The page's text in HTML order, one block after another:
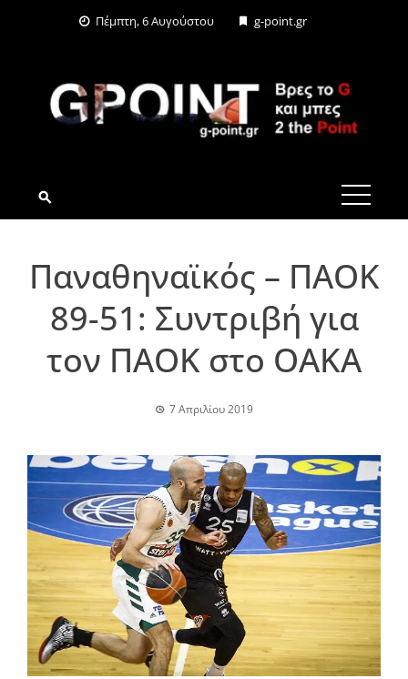
Πέμπτη, 6 Αυγούστου g-point.gr
G-POINT.GR
Παναθηναϊκός – ΠΑΟΚ
89-51: Συντριβή για
τον ΠΑΟΚ στο ΟΑΚΑ
7 Απριλίου 2019